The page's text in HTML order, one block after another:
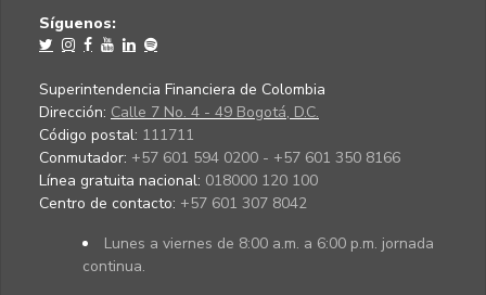
Síguenos:
Superintendencia Financiera de Colombia
Dirección: Calle 7 No. 4 - 49 Bogotá, D.C.
Código postal: 111711
Conmutador: +57 601 594 0200 - +57 601 350 8166
Línea gratuita nacional: 018000 120 100
Centro de contacto: +57 601 307 8042
Lunes a viernes de 8:00 a.m. a 6:00 p.m. jornada
continua.